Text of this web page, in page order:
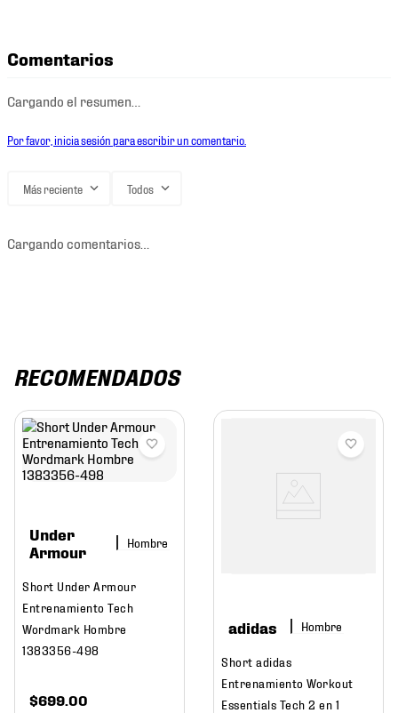
Comentarios
Cargando el resumen…
Por favor, inicia sesión para escribir un comentario.
Más reciente Todos
Cargando comentarios…
RECOMENDADOS
Under
Armour
Hombre
Short Under Armour
Entrenamiento Tech
Wordmark Hombre
1383356-498
$699.00
adidas Hombre
Short adidas
Entrenamiento Workout
Essentials Tech 2 en 1